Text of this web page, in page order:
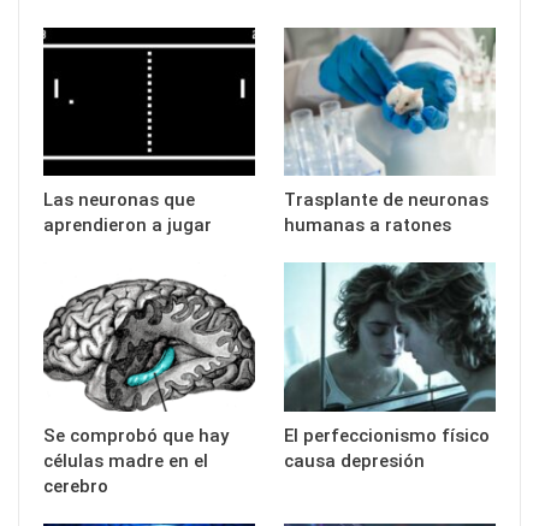
Las neuronas que
aprendieron a jugar
Trasplante de neuronas
humanas a ratones
Se comprobó que hay
células madre en el
cerebro
El perfeccionismo físico
causa depresión